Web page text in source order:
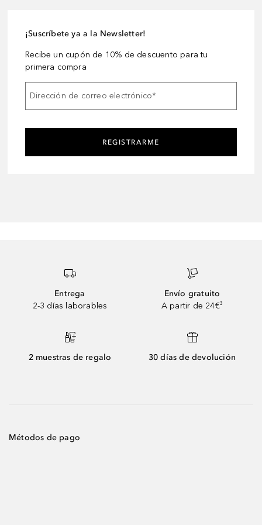
¡Suscríbete ya a la Newsletter!
Recibe un cupón de 10% de descuento para tu
primera compra
Dirección de correo electrónico*
REGISTRARME
Entrega
2-3 días laborables
Envío gratuito
A partir de 24€³
2 muestras de regalo 30 días de devolución
Métodos de pago